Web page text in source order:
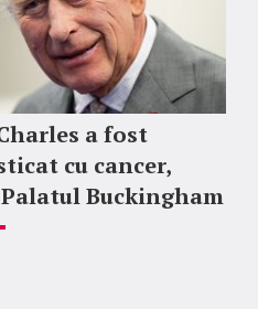
a fost
cu cancer,
Buckingham